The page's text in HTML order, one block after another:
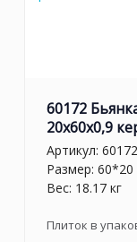
60172
20x60x0,9
Артикул: 60172
Размер: 60*20
Вес: 18.17 кг
Плиток в